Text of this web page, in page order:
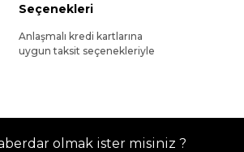
Seçenekleri
Anlaşmalı kredi kartlarına
uygun taksit seçenekleriyle
olmak ister misiniz ?